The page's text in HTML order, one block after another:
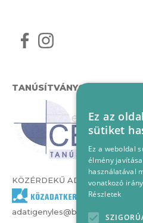
TANÚSÍTVÁNYOK
KÖZÉRDEKŰ ADATOK
adatigenyles@bvcs.hu
Ez az
sütiket
Ez a weboldal
élmény
használatával
vonatkozó
Részletek